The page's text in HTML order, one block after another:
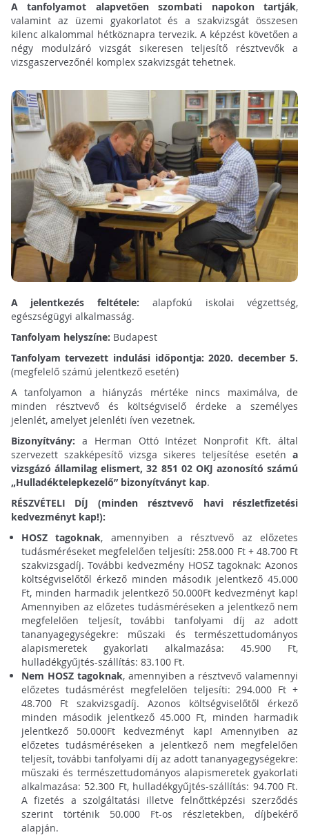
A tanfolyamot alapvetően szombati napokon tartják,
valamint az üzemi gyakorlatot és a szakvizsgát összesen
kilenc alkalommal hétköznapra tervezik. A képzést követően a
négy modulzáró vizsgát sikeresen teljesítő résztvevők a
vizsgaszervezőnél komplex szakvizsgát tehetnek.
A jelentkezés feltétele: alapfokú iskolai végzettség,
egészségügyi alkalmasság.
Tanfolyam helyszíne: Budapest
Tanfolyam tervezett indulási időpontja: 2020. december 5.
(megfelelő számú jelentkező esetén)
A tanfolyamon a hiányzás mértéke nincs maximálva, de
minden résztvevő és költségviselő érdeke a személyes
jelenlét, amelyet jelenléti íven vezetnek.
Bizonyítvány: a Herman Ottó Intézet Nonprofit Kft. által
szervezett szakképesítő vizsga sikeres teljesítése eseténa
vizsgázó államilag elismert, 32 851 02 OKJ azonosítószámú
„Hulladéktelepkezelő” bizonyítványt kap.
RÉSZVÉTELI DÍJ
(minden résztvevő havi részletfizetési
kedvezményt kap!):
HOSZ tagoknak, amennyiben a résztvevő az előzetes
tudásméréseket megfelelően teljesíti: 258.000 Ft + 48.700 Ft
szakvizsgadíj. További kedvezmény HOSZ tagoknak: Azonos
költségviselőtől érkező minden második jelentkező 45.000
Ft, minden harmadik jelentkező 50.000Ft kedvezményt kap!
Amennyiben az előzetes tudásméréseken a jelentkező nem
megfelelően teljesít, további tanfolyami díj az adott
tananyagegységekre: műszaki és természettudományos
alapismeretek gyakorlati alkalmazása: 45.900 Ft,
hulladékgyűjtés-szállítás: 83.100 Ft.
Nem HOSZ tagoknak, amennyiben a résztvevő valamennyi
előzetes tudásmérést megfelelően teljesíti: 294.000 Ft +
48.700 Ft szakvizsgadíj. Azonos költségviselőtől érkező
minden második jelentkező 45.000 Ft, minden harmadik
jelentkező 50.000Ft kedvezményt kap! Amennyiben az
előzetes tudásméréseken a jelentkező nem megfelelően
teljesít, további tanfolyami díj az adott tananyagegységekre:
műszaki és természettudományos alapismeretek gyakorlati
alkalmazása: 52.300 Ft, hulladékgyűjtés-szállítás: 94.700 Ft.
A fizetés a szolgáltatási illetve felnőttképzési szerződés
szerint történik 50.000 Ft-os részletekben, díjbekérő
alapján.